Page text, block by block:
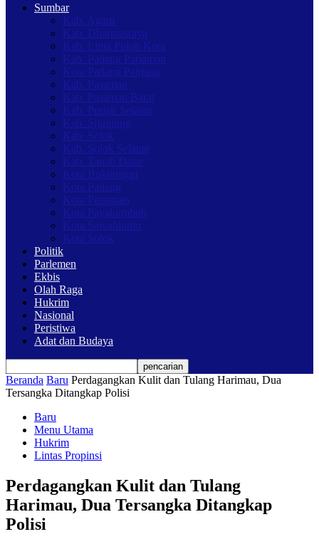
Sumbar
Kab. Agam
Kab. Dharmasraya
Kab. Lima Puluh Kota
Kab. Padang Pariaman
Kota Padang Panjang
Kab. Pasaman
Kab. Pasaman Barat
Kab. Pesisir Selatan
Kab. Sijunjung
Kab. Solok
Kab. Solok Selatan
Kab. Tanah Datar
Kota Bukittinggi
Kota Padang
Kota Pariaman
Kota Payakumbuh
Kota Sawahlunto
Kota Solok
Politik
Parlemen
Ekbis
Olah Raga
Hukrim
Nasional
Peristiwa
Adat dan Budaya
Beranda Baru Perdagangkan Kulit dan Tulang Harimau, Dua
Tersangka Ditangkap Polisi
Baru
Menu Utama
Hukrim
Lintas Propinsi
Perdagangkan Kulit dan Tulang
Harimau, Dua Tersangka Ditangkap
Polisi